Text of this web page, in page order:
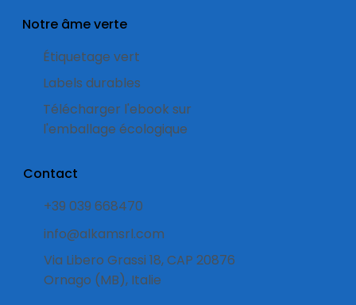
Notre âme verte
Étiquetage vert
Labels durables
Télécharger l'ebook sur
l'emballage écologique
Contact
+39 039 668470
info@alkamsrl.com
Via Libero Grassi 18, CAP 20876
Ornago (MB), Italie